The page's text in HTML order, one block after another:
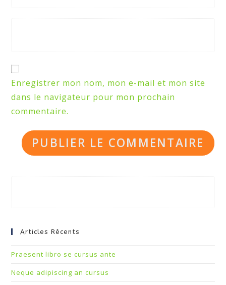
Enregistrer mon nom, mon e-mail et mon site
dans le navigateur pour mon prochain
commentaire.
Articles Récents
Praesent libro se cursus ante
Neque adipiscing an cursus